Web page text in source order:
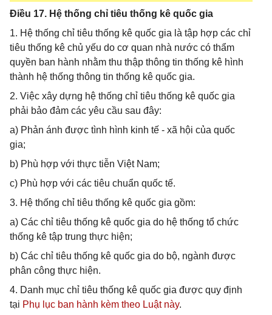
Điều 17. Hệ thống chỉ tiêu thống kê quốc gia
1. Hệ thống chỉ tiêu thống kê quốc gia là tập hợp các chỉ
tiêu thống kê chủ yếu do cơ quan nhà nước có thẩm
quyền ban hành nhằm thu thập thông tin thống kê hình
thành hệ thống thông tin thống kê quốc gia.
2. Việc xây dựng hệ thống chỉ tiêu thống kê quốc gia
phải bảo đảm các yêu cầu sau đây:
a) Phản ánh được tình hình kinh tế - xã hội của quốc
gia;
b) Phù hợp với thực tiễn Việt Nam;
c) Phù hợp với các tiêu chuẩn quốc tế.
3. Hệ thống chỉ tiêu thống kê quốc gia gồm:
a) Các chỉ tiêu thống kê quốc gia do hệ thống tổ chức
thống kê tập trung thực hiện;
b) Các chỉ tiêu thống kê quốc gia do bộ, ngành được
phân công thực hiện.
4. Danh mục chỉ tiêu thống kê quốc gia được quy định
tại Phụ lục ban hành kèm theo Luật này.